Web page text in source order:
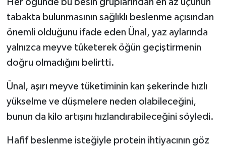
Her öğünde bu besin gruplarından en az üçünün
tabakta bulunmasının sağlıklı beslenme açısından
önemli olduğunu ifade eden Ünal, yaz aylarında
yalnızca meyve tüketerek öğün geçiştirmenin
doğru olmadığını belirtti.
Ünal, aşırı meyve tüketiminin kan şekerinde hızlı
yükselme ve düşmelere neden olabileceğini,
bunun da kilo artışını hızlandırabileceğini söyledi.
Hafif beslenme isteğiyle protein ihtiyacının göz